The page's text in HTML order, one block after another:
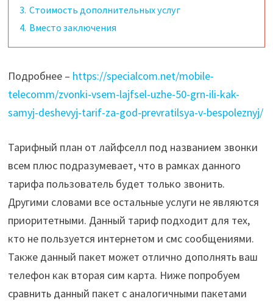
3. Стоимость дополнительных услуг
4. Вместо заключения
Подробнее – https://specialcom.net/mobile-
telecomm/zvonki-vsem-lajfsel-uzhe-50-grn-ili-kak-
samyj-deshevyj-tarif-za-god-prevratilsya-v-bespoleznyj/
Тарифный план от лайфселл под названием звонки
всем плюс подразумевает, что в рамках данного
тарифа пользователь будет только звонить.
Другими словами все остальные услуги не являются
приоритетными. Данный тариф подходит для тех,
кто не пользуется интернетом и смс сообщениями.
Также данный пакет может отлично дополнять ваш
телефон как вторая сим карта. Ниже попробуем
сравнить данный пакет с аналогичными пакетами